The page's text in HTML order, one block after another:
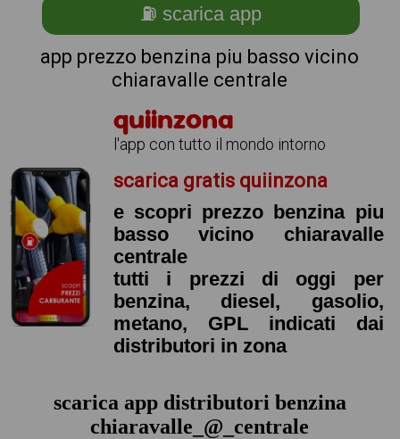
⛽ scarica app
app prezzo benzina piu basso vicino
chiaravalle centrale
quiinzona
l'app con tutto il mondo intorno
scarica gratis quiinzona
e scopri prezzo benzina piu
basso vicino chiaravalle
centrale
tutti i prezzi di oggi per
benzina, diesel, gasolio,
metano, GPL indicati dai
distributori in zona
scarica app distributori benzina
chiaravalle_@_centrale